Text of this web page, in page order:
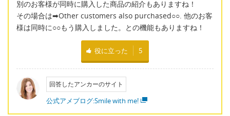
別のお客様が同時に購入した商品の紹介もありますね！
その場合は➡Other customers also purchased○○. 他のお客
様は同時に○○もう購入しました。との機能もありますね！
役に立った 5
回答したアンカーのサイト
公式アメブログ:Smile with me!